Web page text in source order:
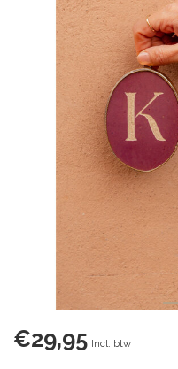
€29,95 Incl. btw